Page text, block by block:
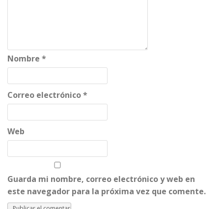
Nombre *
Correo electrónico*
Web
Guarda mi nombre, correo electrónico y web en
este navegador para la próxima vez que comente.